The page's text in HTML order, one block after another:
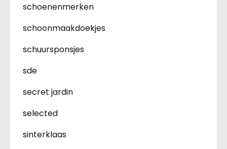
schoenenmerken
schoonmaakdoekjes
schuursponsjes
sde
secret jardin
selected
sinterklaas